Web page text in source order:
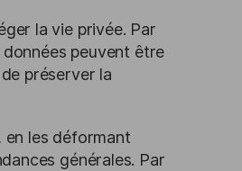
la vie privée. Par
peuvent être
préserver la
en les déformant
générales. Par